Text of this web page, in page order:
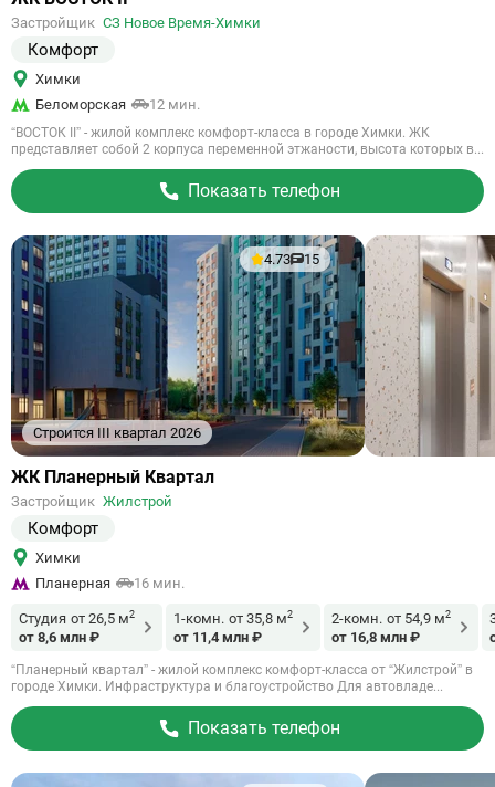
объект
Застройщик СЗ Новое Время-Химки
Комфорт
Химки
Беломорская
12 мин.
“ВОСТОК II” - жилой комплекс комфорт-класса в городе Химки. ЖК
представляет собой 2 корпуса переменной этжаности, высота которых в...
Показать телефон
Строится III квартал 2026
4.73 15
Ссылка
объект
ЖК Планерный Квартал
Застройщик Жилстрой
Комфорт
Химки
Планерная
16 мин.
Студия от 26,5 м2
от 8,6 млн ₽
1-комн. от 35,8 м2
от 11,4 млн ₽
2-комн. от 54,9 м2
от 16,8 млн ₽
“Планерный квартал” - жилой комплекс комфорт-класса от “Жилстрой” в
городе Химки. Инфраструктура и благоустройство Для автовладе...
Показать телефон